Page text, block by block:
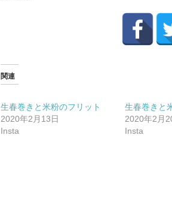
関連
生春巻きと米粉のフリット
2020年2月13日
Insta
生春巻きと
2020年2月
Insta